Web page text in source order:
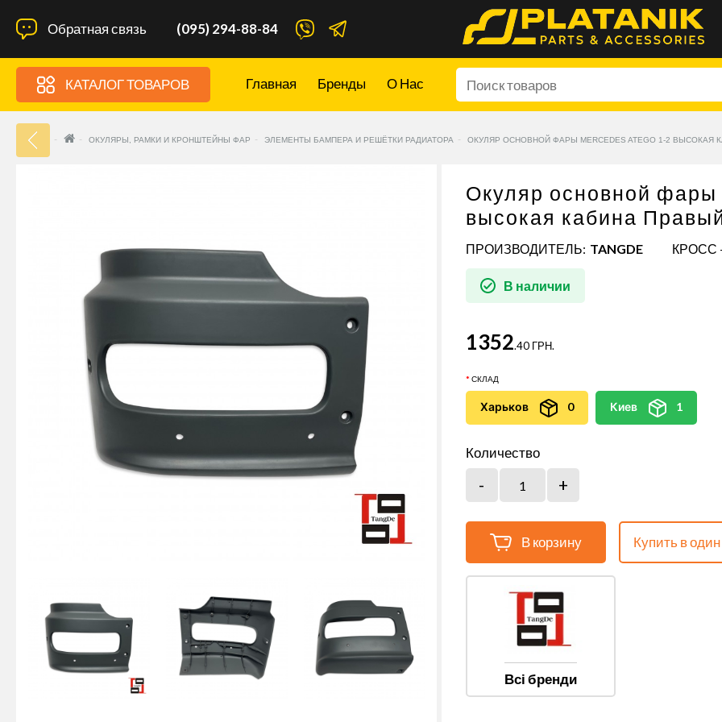
Обратная связь (095) 294-88-84
КАТАЛОГ ТОВАРОВ Главная Бренды О Нас
ОКУЛЯРЫ, РАМКИ И КРОНШТЕЙНЫ ФАР ЭЛЕМЕНТЫ БАМПЕРА И РЕШЁТКИ РАДИАТОРА ОКУЛЯР ОСНОВНОЙ ФАРЫ MERCEDES ATEGO 1-2 ВЫСОКАЯ
Окуляр основной фары
высокая кабина
ПРОИЗВОДИТЕЛЬ: TANGDE КРОСС
В наличии
1352.40 ГРН.
СКЛАД
Харьков 0 Киев 1
Количество
В корзину Купить в один
Всі бренди